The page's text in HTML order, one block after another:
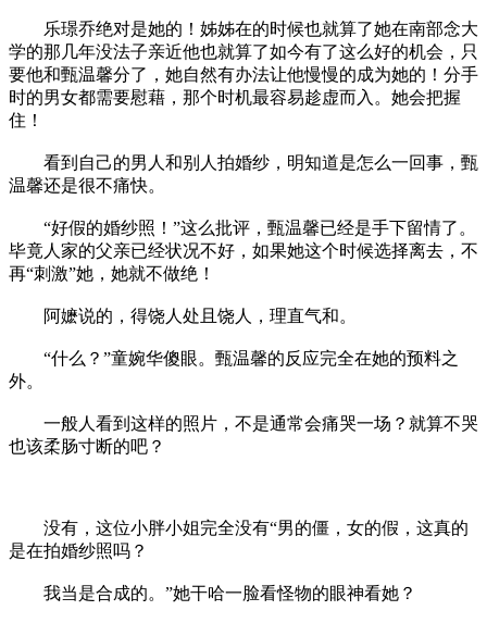
乐璟乔绝对是她的！姊姊在的时候也就算了她在南部念大
学的那几年没法子亲近他也就算了如今有了这么好的机会，只
要他和甄温馨分了，她自然有办法让他慢慢的成为她的！分手
时的男女都需要慰藉，那个时机最容易趁虚而入。她会把握
住！
看到自己的男人和别人拍婚纱，明知道是怎么一回事，甄
温馨还是很不痛快。
“好假的婚纱照！”这么批评，甄温馨已经是手下留情了。
毕竟人家的父亲已经状况不好，如果她这个时候选择离去，不
再“刺激”她，她就不做绝！
阿嬷说的，得饶人处且饶人，理直气和。
“什么？”童婉华傻眼。甄温馨的反应完全在她的预料之
外。
一般人看到这样的照片，不是通常会痛哭一场？就算不哭
也该柔肠寸断的吧？
没有，这位小胖小姐完全没有“男的僵，女的假，这真的
是在拍婚纱照吗？
我当是合成的。”她干哈一脸看怪物的眼神看她？